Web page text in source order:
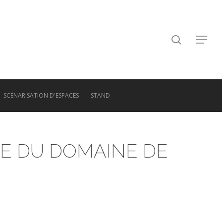
search
Menu
SCÉNARISATION D'ESPACES STAND
DU DOMAINE DE